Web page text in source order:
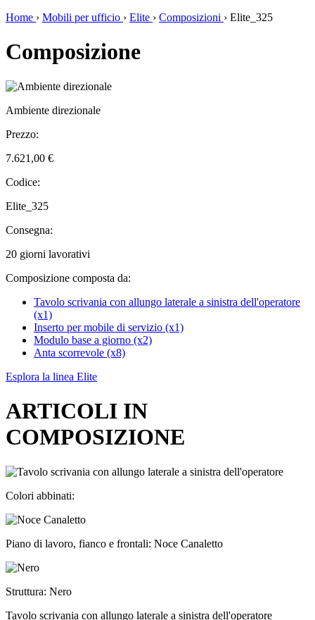
Home › Mobili per ufficio › Elite › Composizioni › Elite_325
Composizione
Ambiente direzionale
Prezzo:
7.621,00 €
Codice:
Elite_325
Consegna:
20 giorni lavorativi
Composizione composta da:
Tavolo scrivania con allungo laterale a sinistra dell'operatore
(x1)
Inserto per mobile di servizio (x1)
Modulo base a giorno (x2)
Anta scorrevole (x8)
Esplora la linea Elite
ARTICOLI IN
COMPOSIZIONE
Colori abbinati:
Piano di lavoro, fianco e frontali: Noce Canaletto
Struttura: Nero
Tavolo scrivania con allungo laterale a sinistra dell'operatore